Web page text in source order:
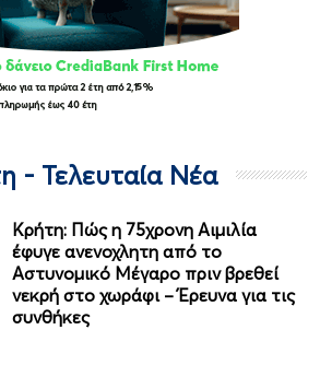
- Τελευταία Νέα
Κρήτη: Πώς η 75χρονη Αιμιλία
έφυγε ανενοχλητη από το
Αστυνομικό Μέγαρο πριν βρεθεί
νεκρή στο χωράφι – Έρευνα για τις
συνθήκες